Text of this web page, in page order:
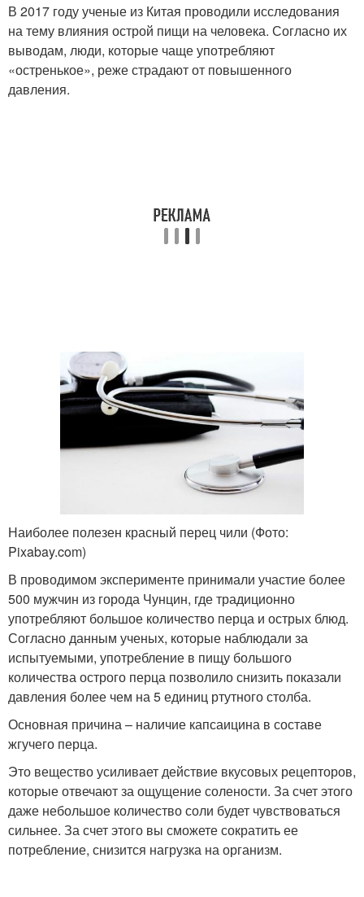
В 2017 году ученые из Китая проводили исследования
на тему влияния острой пищи на человека. Согласно их
выводам, люди, которые чаще употребляют
«остренькое», реже страдают от повышенного
давления.
Наиболее полезен красный перец чили (Фото:
Pixabay.com)
В проводимом эксперименте принимали участие более
500 мужчин из города Чунцин, где традиционно
употребляют большое количество перца и острых блюд.
Согласно данным ученых, которые наблюдали за
испытуемыми, употребление в пищу большого
количества острого перца позволило снизить показали
давления более чем на 5 единиц ртутного столба.
Основная причина – наличие капсаицина в составе
жгучего перца.
Это вещество усиливает действие вкусовых рецепторов,
которые отвечают за ощущение солености. За счет этого
даже небольшое количество соли будет чувствоваться
сильнее. За счет этого вы сможете сократить ее
потребление, снизится нагрузка на организм.